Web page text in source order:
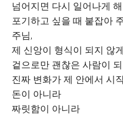
넘어지면 다시 일어나게
포기하고 싶을 때 붙잡아
주님,
제 신앙이 형식이 되지 않
겉으로만 괜찮은 사람이
진짜 변화가 제 안에서 시
돈이 아니라
짜릿함이 아니라